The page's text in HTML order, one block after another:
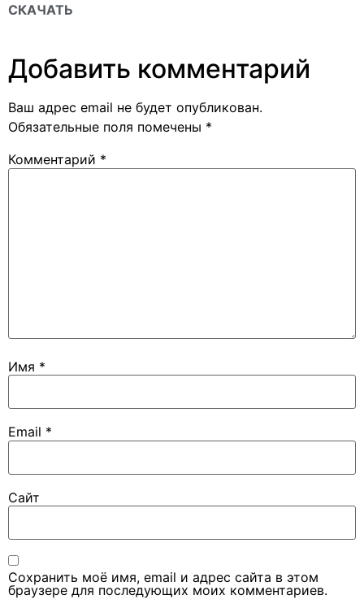
СКАЧАТЬ
Добавить комментарий
Ваш адрес email не будет опубликован.
Обязательные поля помечены *
Комментарий *
Имя *
Email *
Сайт
Сохранить моё имя, email и адрес сайта в этом
браузере для последующих моих комментариев.